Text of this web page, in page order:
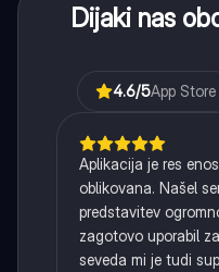
Dijaki nas
4.6/5App Store
Aplikacija je res
oblikovana. Našel
predstavitev
zagotovo uporabil
seveda mi je tudi